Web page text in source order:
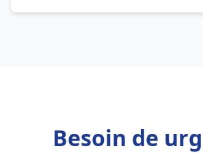
Besoin de